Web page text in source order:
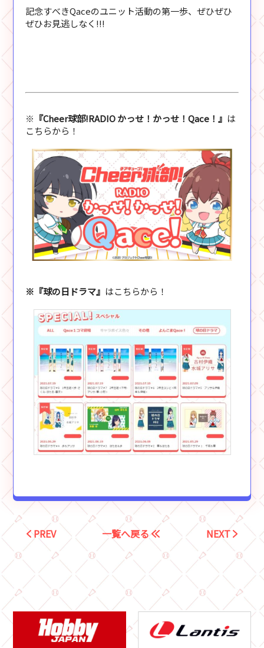
記念すべきQaceのユニット活動の第一歩、ぜひぜひ
ぜひお見逃しなく!!!
※ 『Cheer球部!RADIO かっせ！かっせ！Qace！』 は
こちらから！
※『球の日ドラマ』 はこちらから！
PREV 一覧へ戻る NEXT